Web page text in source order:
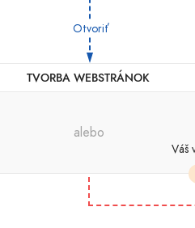
Otvoriť
TVORBA WEBSTRÁNOK
alebo
Váš